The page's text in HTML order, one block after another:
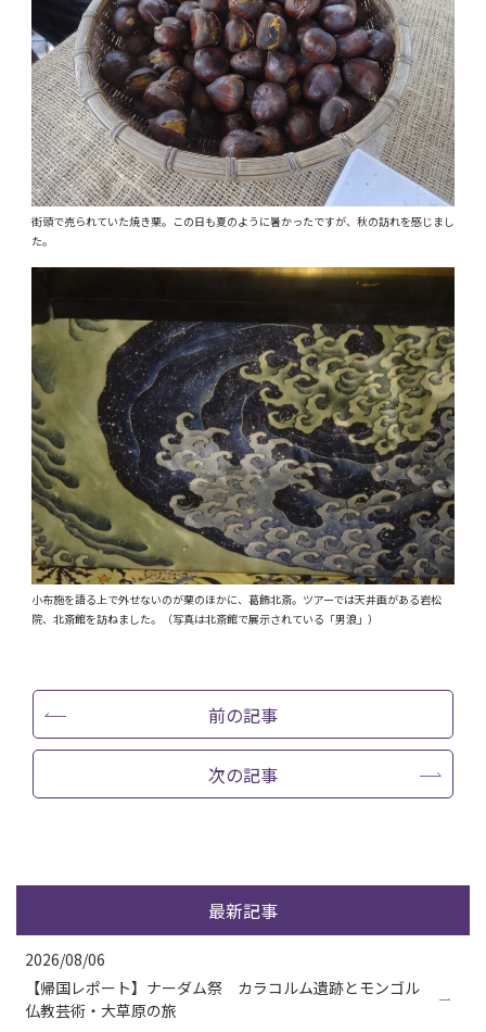
街頭で売られていた焼き栗。この日も夏のように暑かったですが、秋の訪れを感じまし
た。
小布施を語る上で外せないのが栗のほかに、葛飾北斎。ツアーでは天井画がある岩松
院、北斎館を訪ねました。（写真は北斎館で展示されている「男浪」）
前の記事
次の記事
最新記事
2026/08/06
【帰国レポート】ナーダム祭 カラコルム遺跡とモンゴル
仏教芸術・大草原の旅